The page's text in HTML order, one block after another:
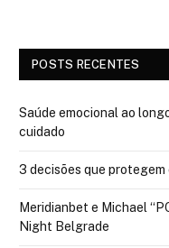
POSTS RECENTES
Saúde emocional ao
cuidado
3 decisões que
Meridianbet e Michael
Night Belgrade